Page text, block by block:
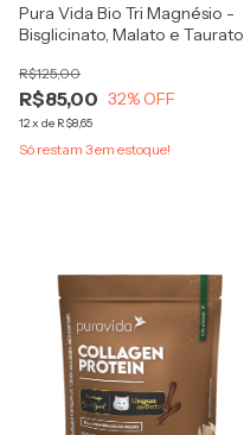
Pura Vida Bio Tri Magnésio -
Bisglicinato, Malato e Taurato
R$85,00
R$125,00
32% OFF
12x de R$8,65
Só restam 3em estoque!